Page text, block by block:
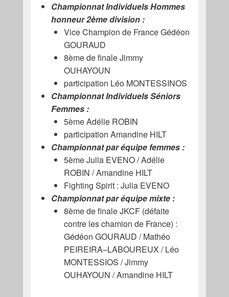
Championnat Individuels Hommes
honneur 2ème division :
Vice Champion de France Gédéon
GOURAUD
8ème de finale Jimmy
OUHAYOUN
participation Léo MONTESSINOS
Championnat Individuels Séniors
Femmes :
5ème Adélie ROBIN
participation Amandine HILT
Championnat par équipe femmes :
5ème Julia EVENO / Adélie
ROBIN / Amandine HILT
Fighting Spirit : Julia EVENO
Championnat par équipe mixte :
8ème de finale JKCF (défaite
contre les chamion de France) :
Gédéon GOURAUD / Mathéo
PEIREIRA–LABOUREUX / Léo
MONTESSIOS / Jimmy
OUHAYOUN / Amandine HILT